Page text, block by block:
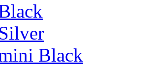
Black